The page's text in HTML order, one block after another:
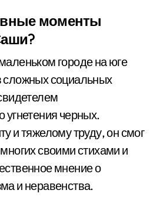
моменты
городе на юге
социальных
угнетения черных.
и тяжелому труду, он смог
своими стихами и
мнение о
и неравенства.